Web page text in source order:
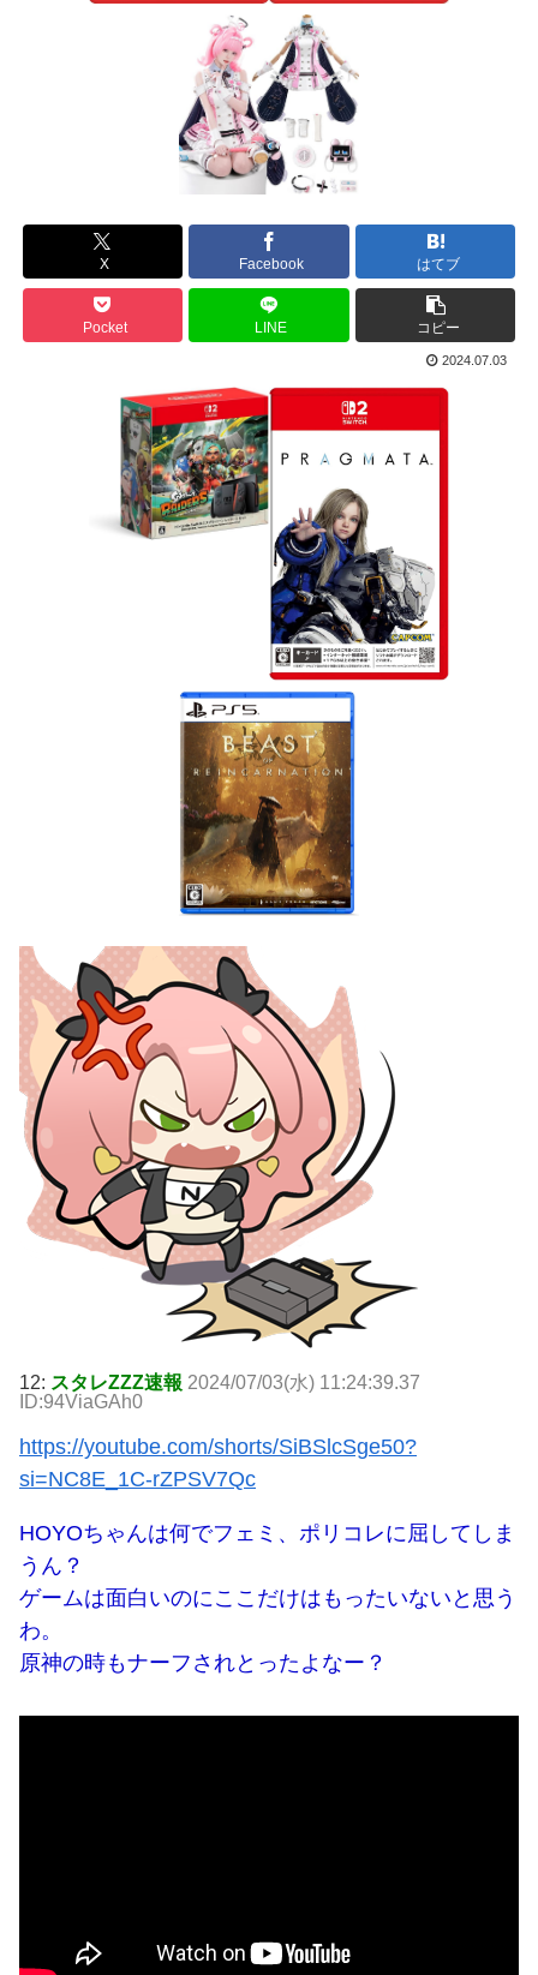
X Facebook はてブ
Pocket LINE コピー
2024.07.03
12: スタレZZZ速報 2024/07/03(水) 11:24:39.37
ID:94ViaGAh0
https://youtube.com/shorts/SiBSlcSge50?
si=NC8E_1C-rZPSV7Qc
HOYOちゃんは何でフェミ、ポリコレに屈してしま
うん？
ゲームは面白いのにここだけはもったいないと思う
わ。
原神の時もナーフされとったよなー？